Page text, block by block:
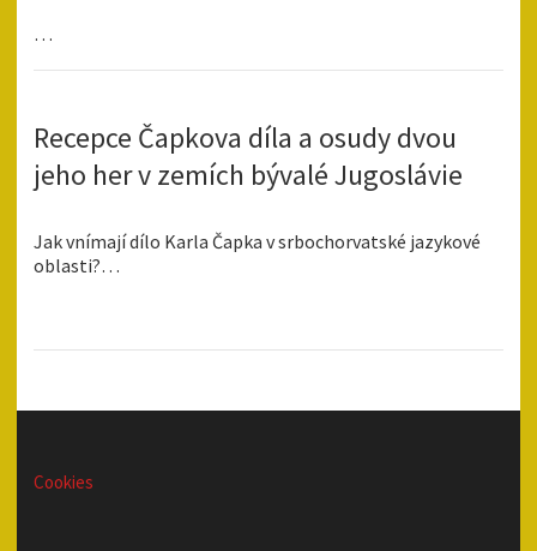
…
Recepce Čapkova díla a osudy dvou
jeho her v zemích bývalé Jugoslávie
Jak vnímají dílo Karla Čapka v srbochorvatské jazykové
oblasti?…
Cookies